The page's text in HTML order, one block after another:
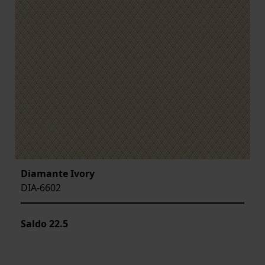
Diamante Ivory
DIA-6602
Saldo 22.5